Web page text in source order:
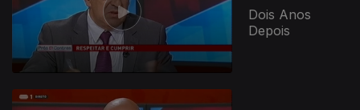
Dois Anos
Depois